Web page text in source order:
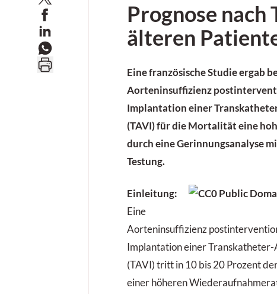
Prognose nach
älteren
Eine französische Studie ergab
Aorteninsuffizienz
Implantation einer
(TAVI) für die Mortalität eine
durch eine Gerinnungsanalyse
Testung.
Einleitung:
Eine
Aorteninsuffizienz
Implantation einer
(TAVI) tritt in 10 bis 20 Prozent
einer höheren